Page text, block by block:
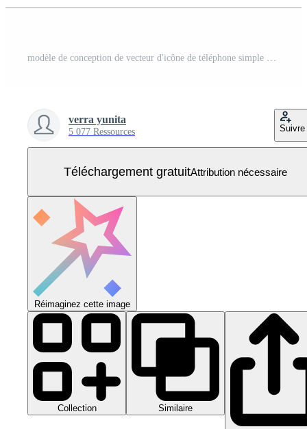
modèle de conception de vecteur d'icône de téléphone simple et propre Vecteur Gratuit
verra yunita
5 077 Ressources Suivre
Téléchargement gratuitAttribution nécessaire
Réimaginez cette image
Collection Similaire